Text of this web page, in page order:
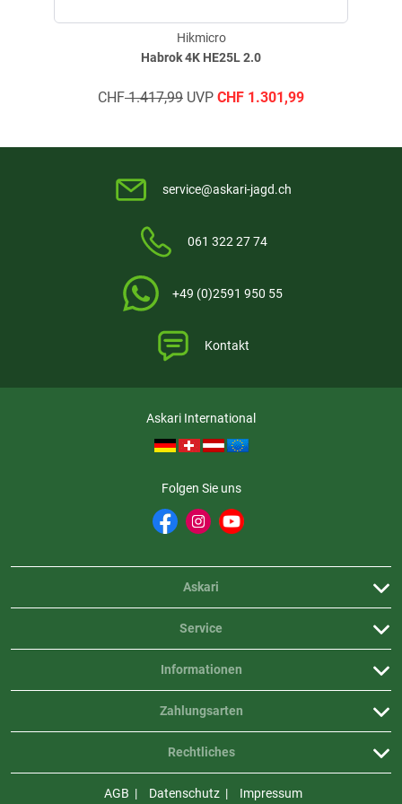
Habrok 4K HE25L 2.0
Hikmicro
CHF1.417,99 UVP CHF 1.301,99
service@askari-jagd.ch
061 322 27 74
+49 (0)2591 950 55
Kontakt
Askari International
Folgen Sie uns
Askari
Service
Informationen
Rechtliches
Zahlungsarten
AGB Datenschutz Impressum